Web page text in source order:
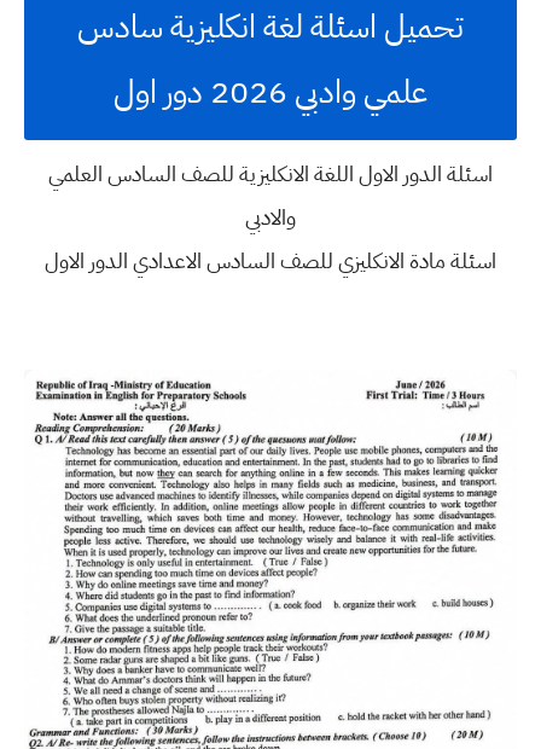
تحميل اسئلة لغة انكليزية سادس
علمي وادبي 2026 دور اول
اسئلة الدور الاول اللغة الانكليزية للصف السادس العلمي
والادبي
اسئلة مادة الانكليزي للصف السادس الاعدادي الدور الاول